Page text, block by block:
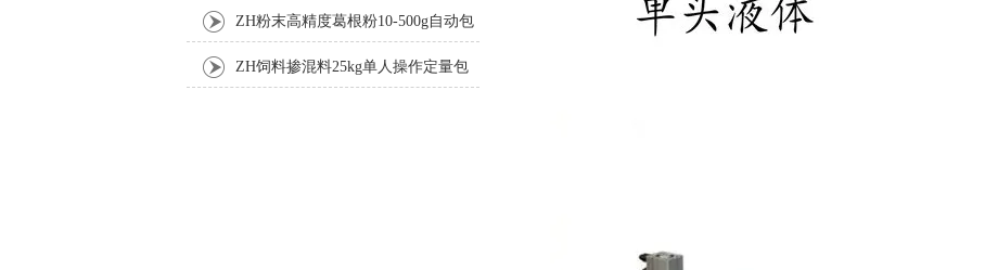
装机 ZH粉末高精度葛根粉10-500g自动包
装机 ZH饲料掺混料25kg单人操作定量包